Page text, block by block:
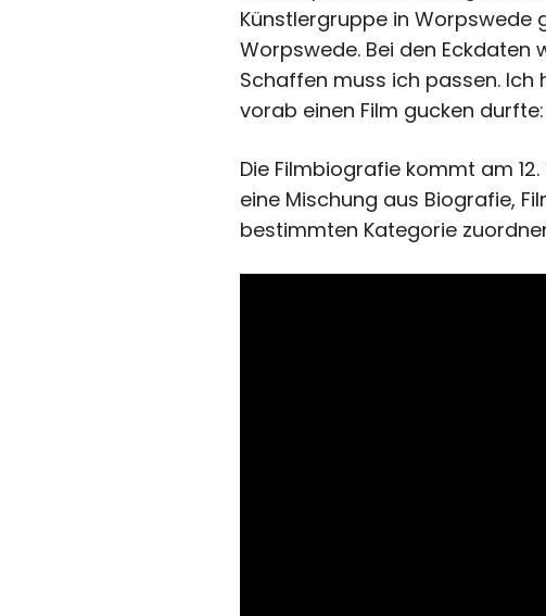
Künstlergruppe in Worpswede
Worpswede. Bei den
Schaffen muss ich passen. Ich
vorab einen Film gucken
Die Filmbiografie kommt am
eine Mischung aus Biografie,
bestimmten Kategorie